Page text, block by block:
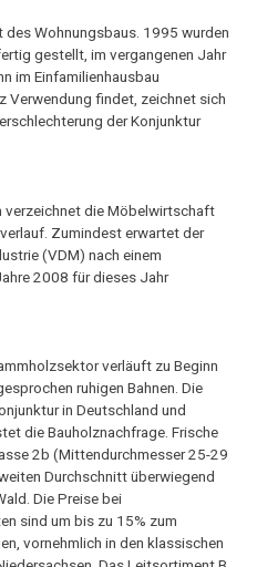
Wohnungsbaus. 1995 wurden
gestellt, im vergangenen Jahr
im Einfamilienhausbau
Verwendung findet, zeichnet sich
der Konjunktur
verzeichnet die Möbelwirtschaft
Zumindest erwartet der
(VDM) nach einem
2008 für dieses Jahr
verläuft zu Beginn
ruhigen Bahnen. Die
in Deutschland und
die Bauholznachfrage. Frische
2b (Mittendurchmesser 25-29
Durchschnitt überwiegend
Die Preise bei
sind um bis zu 15% zum
vornehmlich in den klassischen